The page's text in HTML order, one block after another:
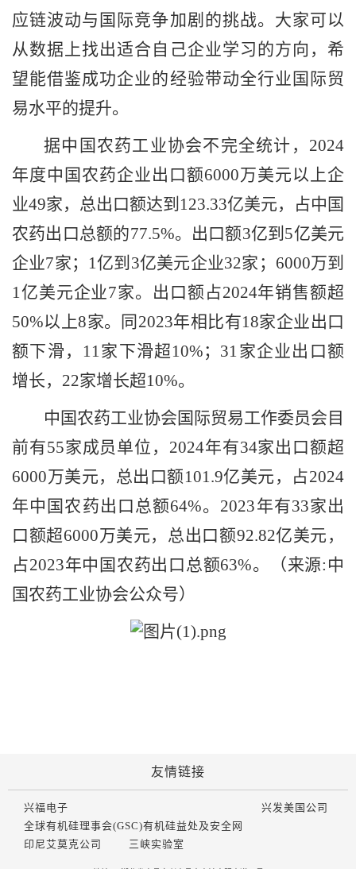
应链波动与国际竞争加剧的挑战。大家可以
从数据上找出适合自己企业学习的方向，希
望能借鉴成功企业的经验带动全行业国际贸
易水平的提升。
据中国农药工业协会不完全统计， 2024
年度中国农药企业出口额6000万美元以上企
业49家，总出口额达到123.33亿美元，占中国
农药出口总额的77.5%。出口额3亿到5亿美元
企业7家；1亿到3亿美元企业32家；6000万到
1亿美元企业7家。出口额占2024年销售额超
50%以上8家。同2023年相比有18家企业出口
额下滑，11家下滑超10%；31家企业出口额
增长，22家增长超10%。
中国农药工业协会国际贸易工作委员会目
前有55家成员单位，2024年有34家出口额超
6000万美元，总出口额101.9亿美元，占2024
年中国农药出口总额64%。2023年有33家出
口额超6000万美元，总出口额92.82亿美元，
占2023年中国农药出口总额63%。（来源:中
国农药工业协会公众号）
友情链接
兴福电子
兴发美国公司
全球有机硅理事会(GSC)有机硅益处及安全网
印尼艾莫克公司
三峡实验室